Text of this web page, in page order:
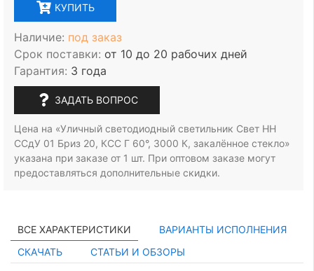
КУПИТЬ
Наличие: под заказ
Срок поставки: от 10 до 20 рабочих дней
Гарантия: 3 года
ЗАДАТЬ ВОПРОС
Цена на «Уличный светодиодный светильник Свет НН
ССдУ 01 Бриз 20, КСС Г 60°, 3000 К, закалённое стекло»
указана при заказе от 1 шт. При оптовом заказе могут
предоставляться дополнительные скидки.
ВСЕ ХАРАКТЕРИСТИКИ
ВАРИАНТЫ ИСПОЛНЕНИЯ
СКАЧАТЬ
СТАТЬИ И ОБЗОРЫ